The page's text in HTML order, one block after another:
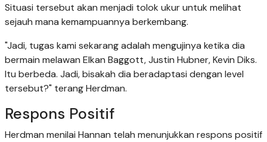
Situasi tersebut akan menjadi tolok ukur untuk melihat
sejauh mana kemampuannya berkembang.
"Jadi, tugas kami sekarang adalah mengujinya ketika dia
bermain melawan Elkan Baggott, Justin Hubner, Kevin Diks.
Itu berbeda. Jadi, bisakah dia beradaptasi dengan level
tersebut?" terang Herdman.
Respons Positif
Herdman menilai Hannan telah menunjukkan respons positif